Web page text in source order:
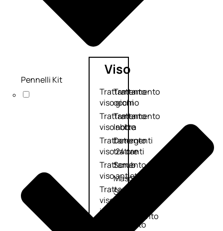
Viso
Trattamento
viso giorno
Trattamento
viso notte
Trattamento
viso 24 ore
Trattamento
viso antietà
Trattamento
viso
idratante
Trattamento
Trattamento
occhi
Trattamento
labbra
Detergenti
trattanti
Scrub
Maschere
Sieri
trattamento
Pennelli Kit